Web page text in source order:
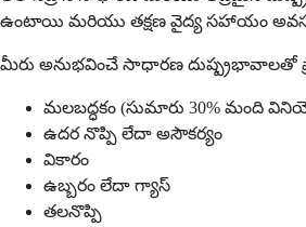
ఉంటాయి మరియు తక్షణ వైద్య సహాయం
మీరు అనుభవించే సాధారణ దుష్ప్రభావాలతో
మలబద్ధకం (సుమారు 30% మంది
ఉదర నొప్పి లేదా అసౌకర్యం
వికారం
ఉబ్బరం లేదా గ్యాస్
తలనొప్పి